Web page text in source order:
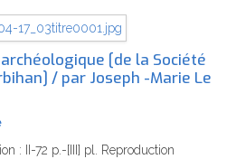
[de la Société
/ par Joseph -Marie Le
: II-72 p.-[III] pl. Reproduction